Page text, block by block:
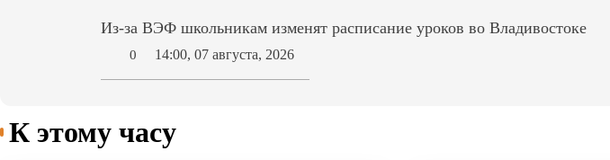
Из-за ВЭФ школьникам изменят расписание уроков во Владивостоке
0 14:00, 07 августа, 2026
К этому часу